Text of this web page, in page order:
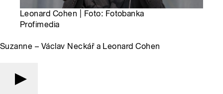
Leonard Cohen | Foto: Fotobanka
Profimedia
Suzanne – Václav Neckář a Leonard Cohen